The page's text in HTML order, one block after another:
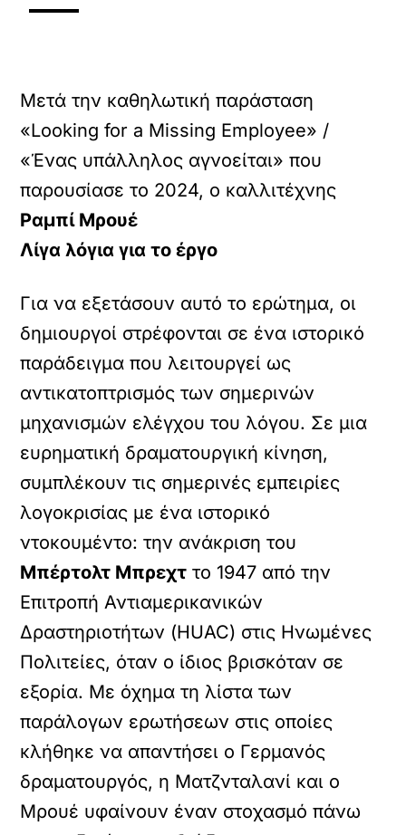
Μετά την καθηλωτική παράσταση
«Looking for a Missing Employee» /
«Ένας υπάλληλος αγνοείται» που
παρουσίασε το 2024, ο καλλιτέχνης
Ραμπί Μρουέ
Λίγα λόγια για το έργο
Για να εξετάσουν αυτό το ερώτημα, οι
δημιουργοί στρέφονται σε ένα ιστορικό
παράδειγμα που λειτουργεί ως
αντικατοπτρισμός των σημερινών
μηχανισμών ελέγχου του λόγου. Σε μια
ευρηματική δραματουργική κίνηση,
συμπλέκουν τις σημερινές εμπειρίες
λογοκρισίας με ένα ιστορικό
ντοκουμέντο: την ανάκριση του
Μπέρτολτ Μπρεχτ το 1947 από την
Επιτροπή Αντιαμερικανικών
Δραστηριοτήτων (HUAC) στις Ηνωμένες
Πολιτείες, όταν ο ίδιος βρισκόταν σε
εξορία. Με όχημα τη λίστα των
παράλογων ερωτήσεων στις οποίες
κλήθηκε να απαντήσει ο Γερμανός
δραματουργός, η Ματζνταλανί και ο
Μρουέ υφαίνουν έναν στοχασμό πάνω